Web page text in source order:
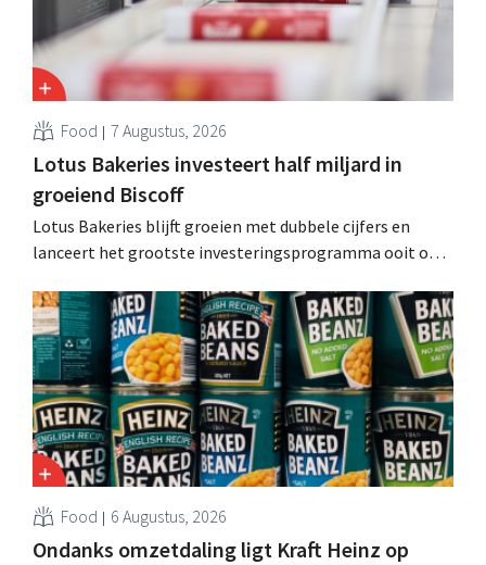
Food 7 Augustus, 2026
Lotus Bakeries investeert half miljard in
groeiend Biscoff
Lotus Bakeries blijft groeien met dubbele cijfers en
lanceert het grootste investeringsprogramma ooit om
moeten dit momentum grijpen”.
Food 6 Augustus, 2026
Ondanks omzetdaling ligt Kraft Heinz op